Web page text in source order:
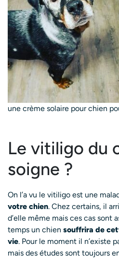
une crème solaire pour chien
Le vitiligo du
soigne ?
On l’a vu le vitiligo est une
votre chien. Chez certains, il
d’elle même mais ces cas sont
temps un chien souffrira de
vie. Pour le moment il n’existe
mais des études sont toujours